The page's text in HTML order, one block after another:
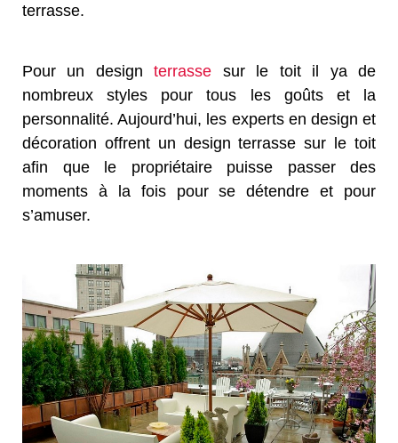
terrasse.
Pour un designterrasse sur le toit il ya de
nombreux styles pour tous les goûts et la
personnalité. Aujourd’hui, les experts en design et
décoration offrent un design terrasse sur le toit
afin que le propriétaire puisse passer des
moments à la fois pour se détendre et pour
s’amuser.